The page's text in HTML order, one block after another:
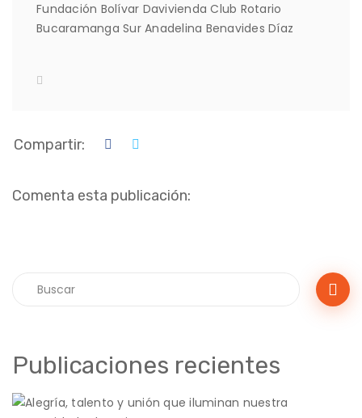
Fundación Bolívar Davivienda Club Rotario
Bucaramanga Sur Anadelina Benavides Díaz
Compartir:
Comenta esta publicación:
Publicaciones recientes